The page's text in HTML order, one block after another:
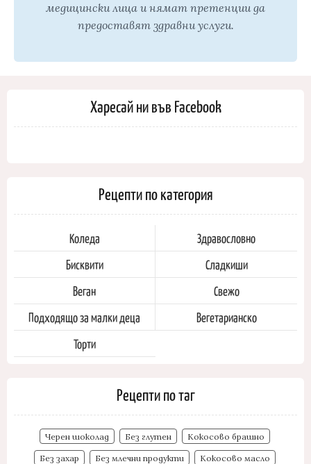
медицински лица и нямат претенции да
предоставят здравни услуги.
Харесай ни във Facebook
Рецепти по категория
Коледа
Здравословно
Бисквити
Сладкиши
Веган
Свежо
Подходящо за малки деца
Вегетарианско
Торти
Рецепти по таг
Черен шоколад Без глутен Кокосово брашно
Без захар Без млечни продукти Кокосово масло